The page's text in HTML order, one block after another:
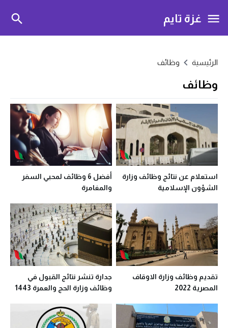
غزة تايم
الرئيسية وظائف
وظائف
استعلام عن نتائج وظائف وزارة
الشؤون الإسلامية
أفضل 6 وظائف لمحبي السفر
والمغامرة
تقديم وظائف وزارة الاوقاف
المصرية 2022
جدارة تنشر نتائج القبول في
وظائف وزارة الحج والعمرة 1443